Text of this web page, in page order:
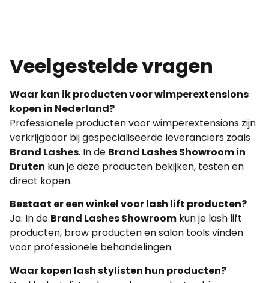
Veelgestelde vragen
Waar kan ik producten voor wimperextensions
kopen in Nederland?
Professionele producten voor wimperextensions zijn
verkrijgbaar bij gespecialiseerde leveranciers zoals
Brand Lashes. In de Brand Lashes Showroom in
Druten kun je deze producten bekijken, testen en
direct kopen.
Bestaat er een winkel voor lash lift producten?
Ja. In de Brand Lashes Showroom kun je lash lift
producten, brow producten en salon tools vinden
voor professionele behandelingen.
Waar kopen lash stylisten hun producten?